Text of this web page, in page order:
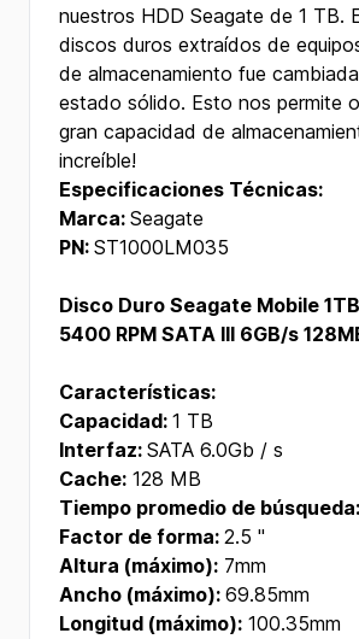
nuestros HDD Seagate de 1 TB.
discos duros extraídos de
de almacenamiento fue
estado sólido. Esto nos permite
gran capacidad de
increíble!
Especificaciones Técnicas:
Marca: Seagate
PN: ST1000LM035
Disco Duro Seagate Mobile
5400 RPM SATA III 6GB/s
Características:
Capacidad: 1 TB
Interfaz: SATA 6.0Gb / s
Cache: 128 MB
Tiempo promedio de búsqueda:
Factor de forma: 2.5 "
Altura (máximo): 7mm
Ancho (máximo): 69.85mm
Longitud (máximo): 100.35mm